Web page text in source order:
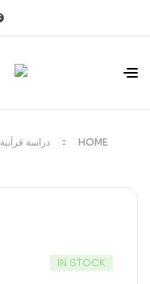
HOME دراسة قرآنية
IN STOCK